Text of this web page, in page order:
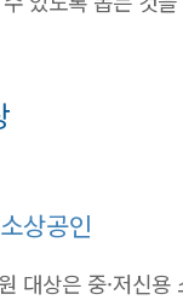
상공인
대상은 중·저신용